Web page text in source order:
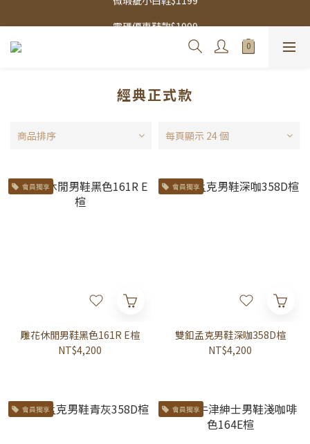
零碼優惠鞋款$1999
經典正式款
商品排序 每頁顯示 24 個
會員獨享
雕花休閒男鞋黑色161R E楦
NT$4,200
會員獨享
雙釦孟克男鞋深咖358D楦
NT$4,200
會員獨享 會員獨享